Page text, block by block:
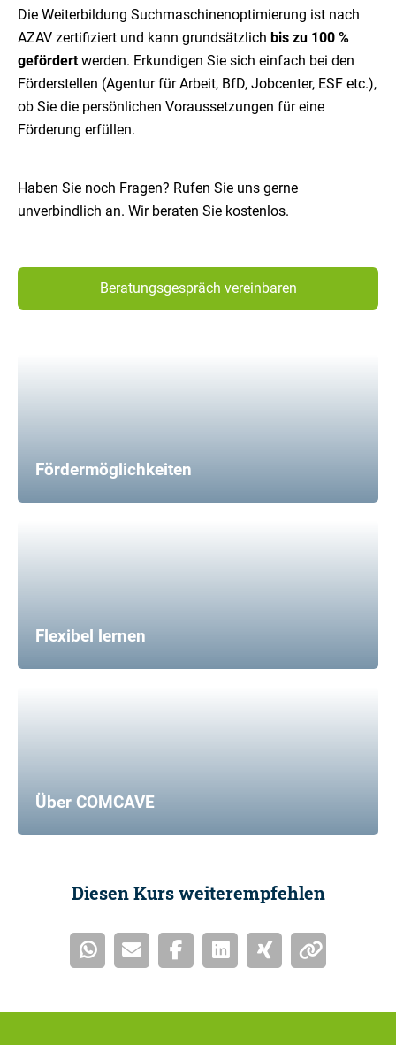
Die Weiterbildung Suchmaschinenoptimierung ist nach
AZAV zertifiziert und kann grundsätzlich bis zu 100 %
gefördertwerden. Erkundigen Sie sich einfach bei den
Förderstellen (Agentur für Arbeit, BfD, Jobcenter, ESF etc.),
ob Sie die persönlichen Voraussetzungen für eine
Förderung erfüllen.
Haben Sie noch Fragen? Rufen Sie uns gerne
unverbindlich an. Wir beraten Sie kostenlos.
Beratungsgespräch vereinbaren
Fördermöglichkeiten
Flexibel lernen
Über COMCAVE
Diesen Kurs weiterempfehlen